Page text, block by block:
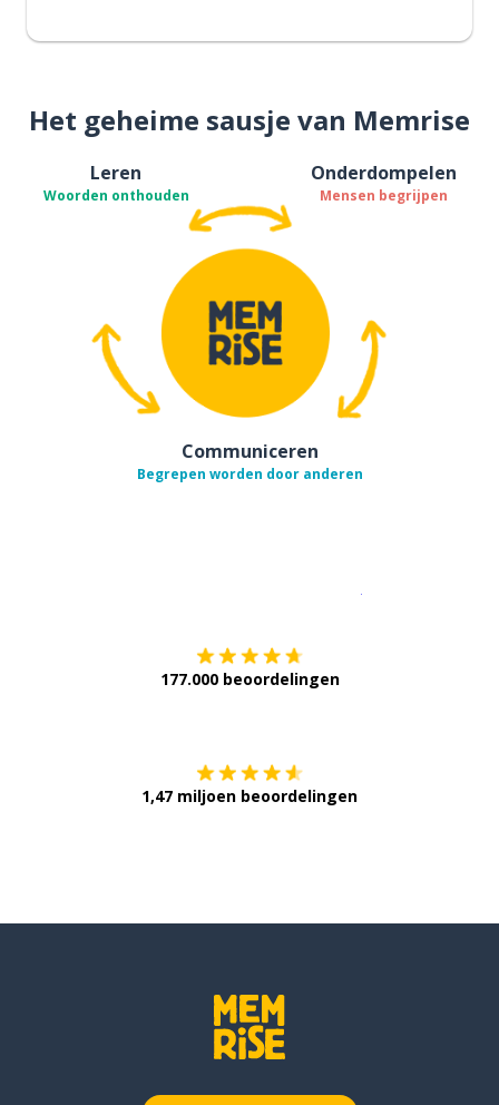
Het geheime sausje van Memrise
Leren
Woorden onthouden
Onderdompelen
Mensen begrijpen
Communiceren
Begrepen worden door anderen
177.000 beoordelingen
1,47 miljoen beoordelingen